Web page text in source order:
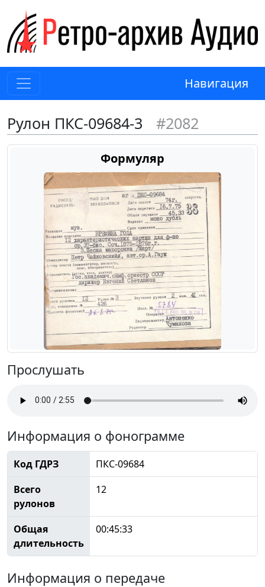
Навигация
Рулон ПКС-09684-3 #2082
Формуляр
Прослушать
Информация о фонограмме
Код ГДРЗ
ПКС-09684
Всего
рулонов
12
Общая
длительность
00:45:33
Информация о передаче